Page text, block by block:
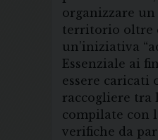
organizzare un
territorio oltre
un’iniziativa
Essenziale ai
essere caricati
raccogliere tra
compilate con
verifiche da